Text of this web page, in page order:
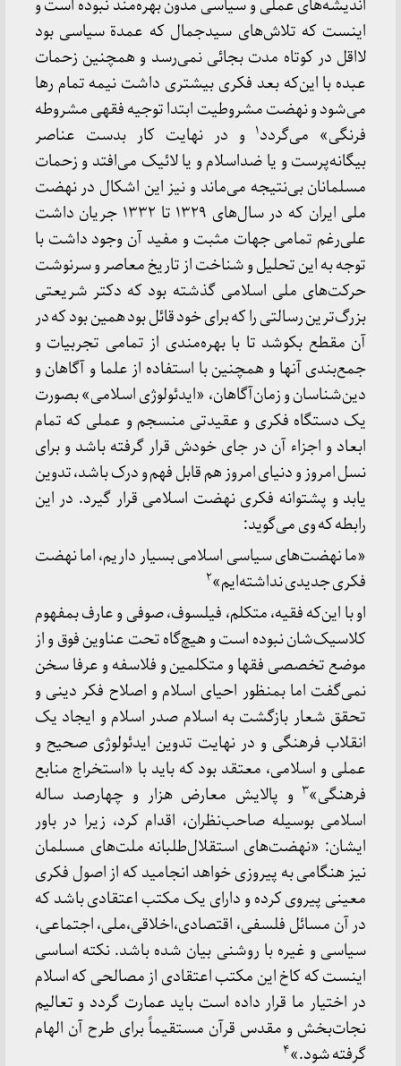
اندیشه‌های عملی و سیاسی مدون بهره‌مند نبوده است و
اینست که تلاش‌های سیدجمال که عمدة سیاسی بود
لااقل در کوتاه مدت بجائی نمی‌رسد و همچنین زحمات
عبده با این‌که بعد فکری بیشتری داشت نیمه تمام رها
می‌شود و نهضت مشروطیت ابتدا توجیه فقهی مشروطه
فرنگی» می‌گردد۱
و در نهایت کار بدست عناصر
بیگانه‌پرست و یا ضداسلام و یا لائیک می‌افتد و زحمات
مسلمانان بی‌نتیجه می‌ماند و نیز این اشکال در نهضت
ملی ایران که در سال‌های ۱۳۲۹ تا ۱۳۳۲ جریان داشت
علی‌رغم تمامی جهات مثبت و مفید آن وجود داشت با
توجه به این تحلیل و شناخت از تاریخ معاصر و سرنوشت
حرکت‌های ملی اسلامی گذشته بود که دکتر شریعتی
بزرگ‌ترین رسالتی را که برای خود قائل بود همین بود که در
آن مقطع بکوشد تا با بهره‌مندی از تمامی تجربیات و
جمع‌بندی آنها و همچنین با استفاده از علما و آگاهان و
دین‌شناسان و زمان‌آگاهان، «ایدئولوژی اسلامی» بصورت
یک دستگاه فکری و عقیدتی منسجم و عملی که تمام
ابعاد و اجزاء آن در جای خودش قرار گرفته باشد و برای
نسل امروز و دنیای امروز هم قابل فهم و درک باشد، تدوین
یابد و پشتوانه فکری نهضت اسلامی قرار گیرد. در این
رابطه که وی می‌گوید:
«ما نهضت‌های سیاسی اسلامی بسیار داریم، اما نهضت
فکری جدیدی نداشته‌ایم»۲
او با این‌که فقیه، متکلم، فیلسوف، صوفی و عارف بمفهوم
کلاسیک‌شان نبوده است و هیچ‌گاه تحت عناوین فوق و از
موضع تخصصی فقها و متکلمین و فلاسفه و عرفا سخن
نمی‌گفت اما بمنظور احیای اسلام و اصلاح فکر دینی و
تحقق شعار بازگشت به اسلام صدر اسلام و ایجاد یک
انقلاب فرهنگی و در نهایت تدوین ایدئولوژی صحیح و
عملی و اسلامی، معتقد بود که باید با «استخراج منابع
فرهنگی»۳ و پالایش معارض هزار و چهارصد ساله
اسلامی بوسیله صاحب‌نظران، اقدام کرد، زیرا در باور
ایشان: «نهضت‌های استقلال‌طلبانه ملت‌های مسلمان
نیز هنگامی به پیروزی خواهد انجامید که از اصول فکری
معینی پیروی کرده و دارای یک مکتب اعتقادی باشد که
در آن مسائل فلسفی، اقتصادی،اخلاقی،ملی، اجتماعی،
سیاسی و غیره با روشنی بیان شده باشد. نکته اساسی
اینست که کاخ این مکتب اعتقادی از مصالحی که اسلام
در اختیار ما قرار داده است باید عمارت گردد و تعالیم
نجات‌بخش و مقدس قرآن مستقیماً برای طرح آن الهام
گرفته شود.»۴